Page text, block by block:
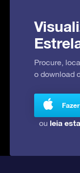
Procure,
o download
ou leia